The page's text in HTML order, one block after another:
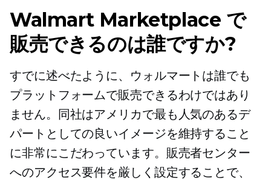
Walmart Marketplace で
販売できるのは誰ですか?
すでに述べたように、ウォルマートは誰でも
プラットフォームで販売できるわけではあり
ません。同社はアメリカで最も人気のあるデ
パートとしての良いイメージを維持すること
に非常にこだわっています。販売者センター
へのアクセス要件を厳しく設定することで、